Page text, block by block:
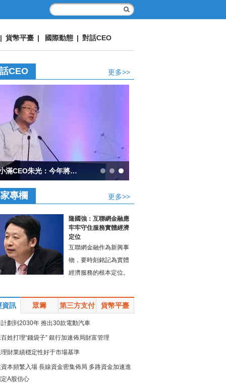
| 貨幣平臺 | 國際動態 | 對話CEO
CEO 更多>>
度小滿CEO朱光：今年將會有按小時計息的小微貸款産品出現
專欄 更多>>
隆國強：互聯網金融應
牢牢守住服務實體經濟
定位
互聯網金融作為新興事
物，要時刻銘記為實體
經濟服務的根本定位。
資訊 眾籌 第三方支付 貨幣平臺
劃到2030年 推出30款電動汽車
姓打理“錢袋子” 銀行加速佈局財富管理
財業績穩定性好于市場基準
資本頻繁入場 長線資金密集佈局 多路資金加速進
A股信心